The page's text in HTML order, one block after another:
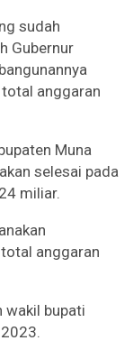
sudah
Gubernur
anggaran
Muna
selesai pada
miliar.
anggaran
wakil bupati